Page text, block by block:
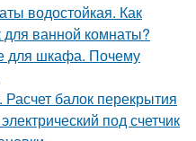
водостойкая. Как
для ванной комнаты?
для шкафа. Почему
балок перекрытия
под счетчик